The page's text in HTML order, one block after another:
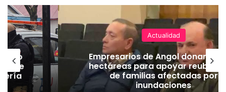
de
Actualidad
Empresarios de Angol donan
hectáreas para apoyar
de familias afectadas por
inundaciones